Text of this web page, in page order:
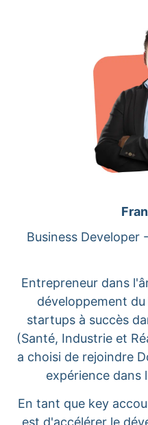
Business Developer
Entrepreneur dans
développement
startups à succès
(Santé, Industrie et
a choisi de rejoindre
expérience dans
En tant que key